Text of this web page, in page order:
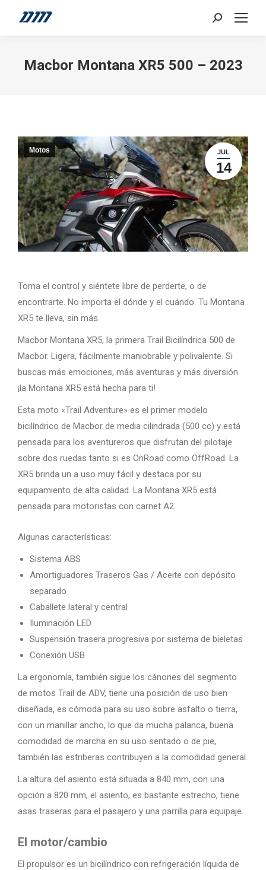
Search:
Macbor Montana XR5 500 – 2023
JUL
14
Motos
Toma el control y siéntete libre de perderte, o de
encontrarte. No importa el dónde y el cuándo. Tu Montana
XR5 te lleva, sin más.
Macbor Montana XR5, la primera Trail Bicilíndrica 500 de
Macbor. Ligera, fácilmente maniobrable y polivalente. Si
buscas más emociones, más aventuras y más diversión
¡la Montana XR5 está hecha para ti!
Esta moto «Trail Adventure» es el primer modelo
bicilíndrico de Macbor de media cilindrada (500 cc) y está
pensada para los aventureros que disfrutan del pilotaje
sobre dos ruedas tanto si es OnRoad como OffRoad. La
XR5 brinda un a uso muy fácil y destaca por su
equipamiento de alta calidad. La Montana XR5 está
pensada para motoristas con carnet A2.
Algunas características:
Sistema ABS
Amortiguadores Traseros Gas / Aceite con depósito
separado
Caballete lateral y central
Iluminación LED
Suspensión trasera progresiva por sistema de bieletas
Conexión USB
La ergonomía, también sigue los cánones del segmento
de motos Trail de ADV, tiene una posición de uso bien
diseñada, es cómoda para su uso sobre asfalto o tierra,
con un manillar ancho, lo que da mucha palanca, buena
comodidad de marcha en su uso sentado o de pie,
también las estriberas contribuyen a la comodidad general.
La altura del asiento está situada a 840 mm, con una
opción a 820 mm, el asiento, es bastante estrecho, tiene
asas traseras para el pasajero y una parrilla para equipaje.
El motor/cambio
El propulsor es un bicilíndrico con refrigeración líquida de